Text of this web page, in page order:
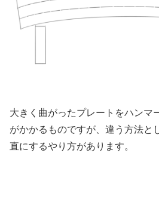
大きく曲がったプレートをハンマ
がかかるものですが、違う方法と
直にするやり方があります。